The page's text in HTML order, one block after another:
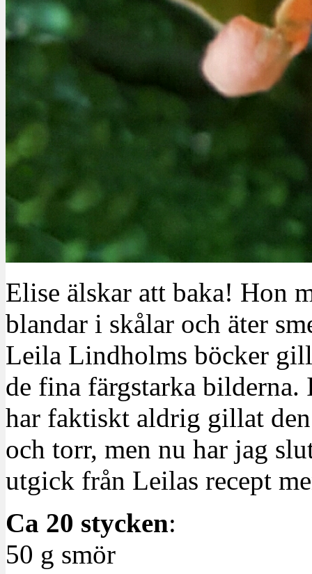
Elise älskar att baka! Hon
blandar i skålar och äter
Leila Lindholms böcker
de fina färgstarka bilderna.
har faktiskt aldrig gillat
och torr, men nu har jag
utgick från Leilas recept
Ca 20 stycken:
50 g smör